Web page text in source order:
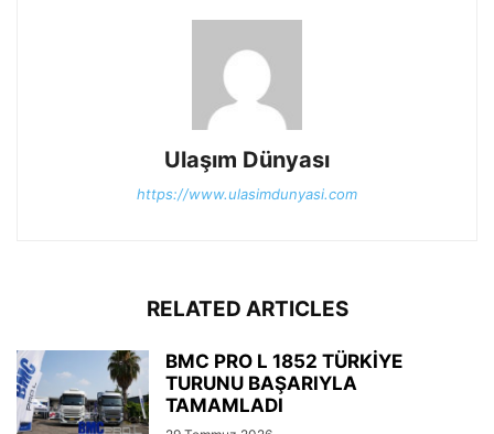
Ulaşım Dünyası
https://www.ulasimdunyasi.com
RELATED ARTICLES
BMC PRO L 1852 TÜRKİYE
TURUNU BAŞARIYLA
TAMAMLADI